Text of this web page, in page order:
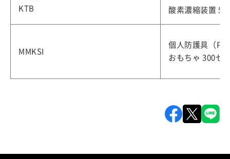
KTB
酸素濃縮装置
MMKSI
個人防護具（
おもちゃ 300セ